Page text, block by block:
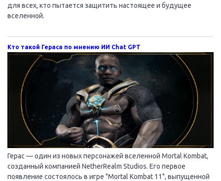
для всех, кто пытается защитить настоящее и будущее
вселенной.
Кто такой Гераса по мнению ИИ Chat GPT
Герас — один из новых персонажей вселенной Mortal Kombat,
созданный компанией NetherRealm Studios. Его первое
появление состоялось в игре "Mortal Kombat 11", выпущенной